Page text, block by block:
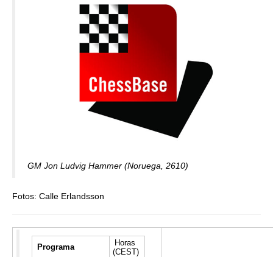
GM Jon Ludvig Hammer (Noruega, 2610)
Fotos: Calle Erlandsson
Programa
Horas
(CEST)